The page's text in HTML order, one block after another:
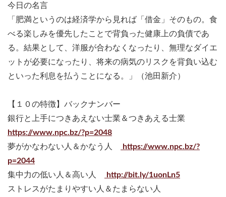
今日の名言
「肥満というのは経済学から見れば「借金」そのもの。食
べる楽しみを優先したことで背負った健康上の負債であ
る。結果として、洋服が合わなくなったり、無理なダイエ
ットが必要になったり、将来の病気のリスクを背負い込む
といった利息を払うことになる。」（池田新介）
【１０の特徴】バックナンバー
銀行と上手につきあえない士業＆つきあえる士業
https://www.npc.bz/?p=2048
夢がかなわない人＆かなう人
https://www.npc.bz/?
p=2044
集中力の低い人＆高い人
http://bit.ly/1uonLn5
ストレスがたまりやすい人＆たまらない人